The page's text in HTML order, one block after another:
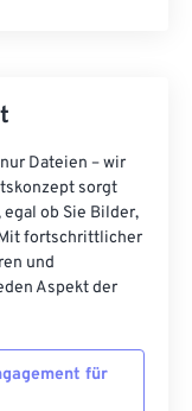
Dateien – wir
sorgt
ob Sie Bilder,
fortschrittlicher
und
Aspekt der
für